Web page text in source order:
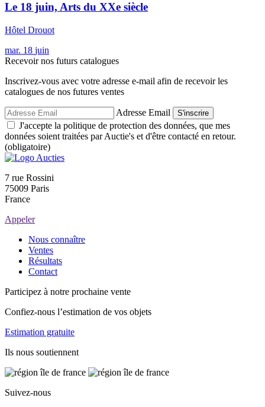
Le 18 juin, Arts du XXe siècle
Hôtel Drouot
mar. 18 juin
Recevoir nos futurs catalogues
Inscrivez-vous avec votre adresse e-mail afin de recevoir les
catalogues de nos futures ventes
Adresse Email S'inscrire
J'accepte la politique de protection des données, que mes
données soient traitées par Auctie's et d'être contacté en retour.
(obligatoire)
7 rue Rossini
75009 Paris
France
Appeler
Nous connaître
Ventes
Résultats
Contact
Participez à notre prochaine vente
Confiez-nous l’estimation de vos objets
Estimation gratuite
Ils nous soutiennent
Suivez-nous